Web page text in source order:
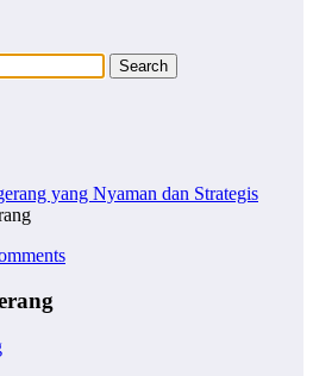
yang Nyaman dan Strategis